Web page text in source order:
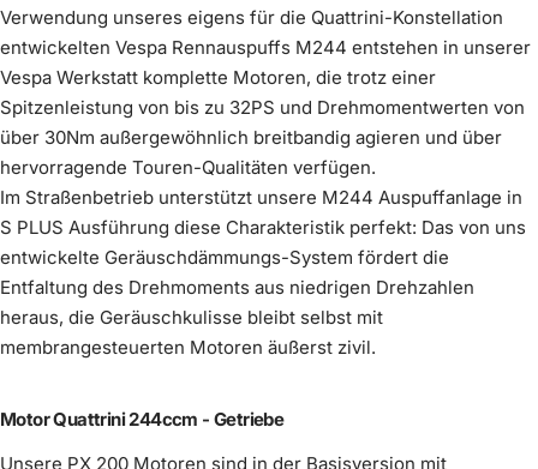
Adapter Vergaser-Ansaugbalg Vespa
Largeframe
Mehr erfahren
€24,90
Auspuff Innendämmung Silent S PLUS
Mehr erfahren
€110,00
Auspuff Innendämmung Silent S
€90,00
Mehr erfahren
im Preis enthalten
Felge Vespa Breitreifen schwarz
pulverbeschichtet
Mehr erfahren
€89,00
Felge Vespa Breitreifen silbergrau
Mehr erfahren
€39,00
Bremtrommel Vespa PX hinten -
Mehr erfahren
Verwendung unseres eigens für die Quattrini-Konstellation
entwickelten Vespa Rennauspuffs M244 entstehen in unserer
Vespa Werkstatt komplette Motoren, die trotz einer
Spitzenleistung von bis zu 32PS und Drehmomentwerten von
über 30Nm außergewöhnlich breitbandig agieren und über
hervorragende Touren-Qualitäten verfügen.
Im Straßenbetrieb unterstützt unsere M244 Auspuffanlage in
S PLUS Ausführung diese Charakteristik perfekt: Das von uns
entwickelte Geräuschdämmungs-System fördert die
Entfaltung des Drehmoments aus niedrigen Drehzahlen
heraus, die Geräuschkulisse bleibt selbst mit
membrangesteuerten Motoren äußerst zivil.
Motor Quattrini 244ccm - Getriebe
Unsere PX 200 Motoren sind in der Basisversion mit